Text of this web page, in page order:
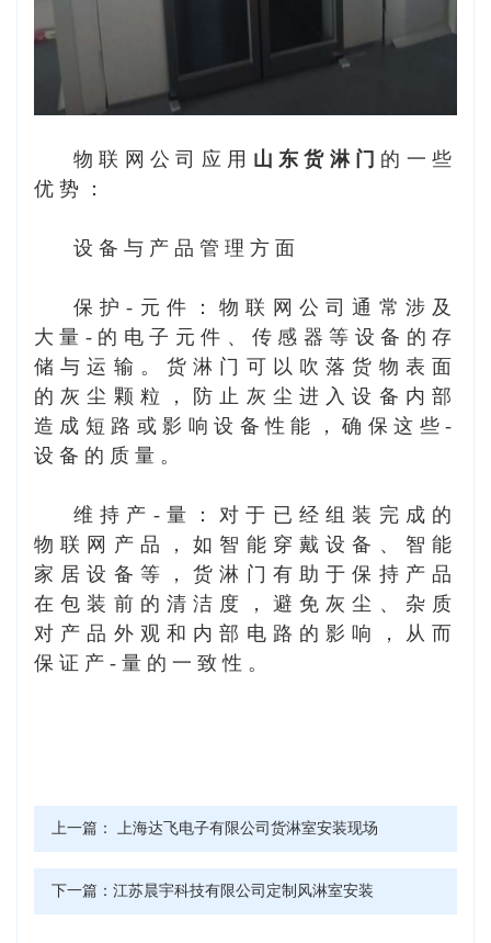
物联网公司应用 山东货淋门 的一些
优势：
设备与产品管理方面
保护-元件：物联网公司通常涉及
大量-的电子元件、传感器等设备的存
储与运输。货淋门可以吹落货物表面
的灰尘颗粒，防止灰尘进入设备内部
造成短路或影响设备性能，确保这些-
设备的质量。
维持产-量：对于已经组装完成的
物联网产品，如智能穿戴设备、智能
家居设备等，货淋门有助于保持产品
在包装前的清洁度，避免灰尘、杂质
对产品外观和内部电路的影响，从而
保证产-量的一致性。
上一篇： 上海达飞电子有限公司货淋室安装现场
下一篇： 江苏晨宇科技有限公司定制风淋室安装